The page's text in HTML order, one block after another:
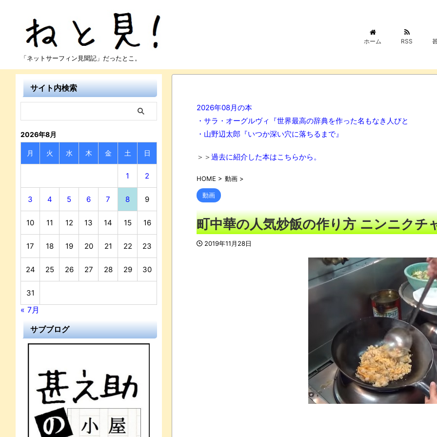
「ネットサーフィン見聞記」だったとこ。
ホーム RSS
2026年08月の本
・サラ・オーグルヴィ『世界最高の辞典を作った名もなき人びと
・山野辺太郎『いつか深い穴に落ちるまで』
＞＞ 過去に紹介した本はこちらから。
HOME > 動画 >
動画
町中華の人気炒飯の作り方 ニンニクチ
2019年11月28日
サイト内検索
2026年8月
月 火 水 木 金 土 日
1 2
3 4 5 6 7 8 9
10 11 12 13 14 15 16
17 18 19 20 21 22 23
24 25 26 27 28 29 30
31
« 7月
サブブログ